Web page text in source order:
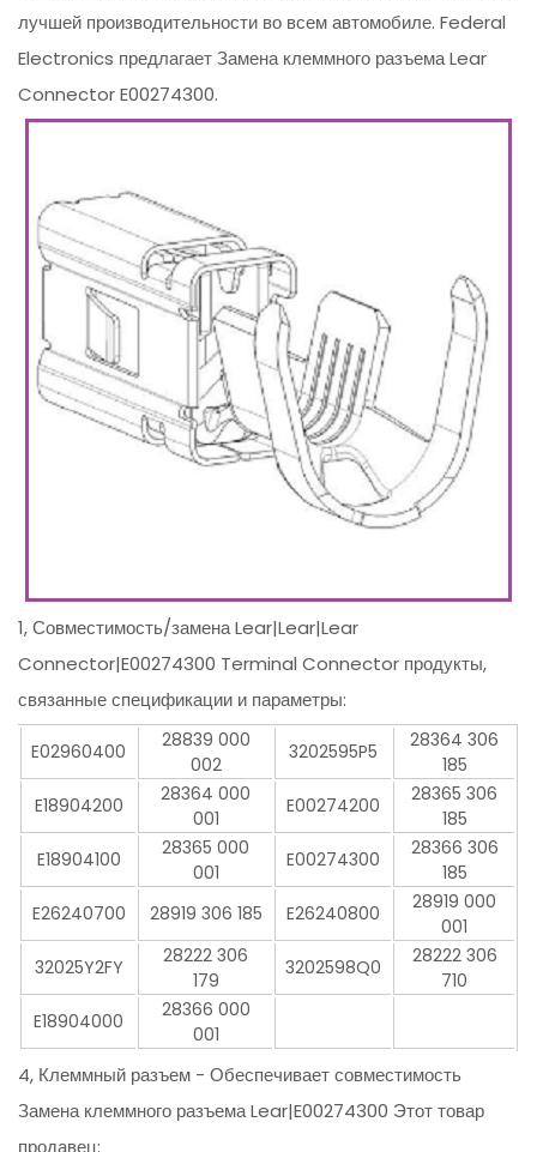
лучшей производительности во всем автомобиле. Federal
Electronics предлагает Замена клеммного разъема Lear
Connector E00274300.
1, Совместимость/замена Lear|Lear|Lear
Connector|E00274300 Terminal Connector продукты,
связанные спецификации и параметры:
E02960400
28839 000
002
3202595P5
28364 306
185
E18904200
28364 000
001
E00274200
28365 306
185
E18904100
28365 000
001
E00274300
28366 306
185
E26240700
28919 306 185 E26240800
28919 000
001
32025Y2FY
28222 306
179
3202598Q0
28222 306
710
E18904000
28366 000
001
4, Клеммный разъем - Обеспечивает совместимость
Замена клеммного разъема Lear|E00274300 Этот товар
продавец: